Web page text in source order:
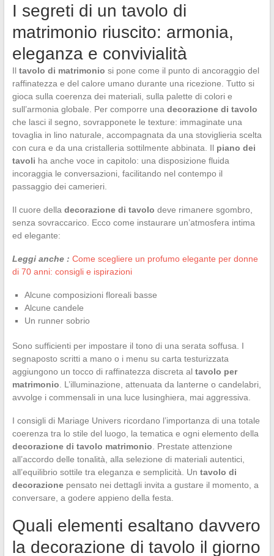
I segreti di un tavolo di
matrimonio riuscito: armonia,
eleganza e convivialità
Il tavolo di matrimonio si pone come il punto di ancoraggio del
raffinatezza e del calore umano durante una ricezione. Tutto si
gioca sulla coerenza dei materiali, sulla palette di colori e
sull’armonia globale. Per comporre una decorazione di tavolo
che lasci il segno, sovrapponete le texture: immaginate una
tovaglia in lino naturale, accompagnata da una stoviglieria scelta
con cura e da una cristalleria sottilmente abbinata. Il piano dei
tavoli ha anche voce in capitolo: una disposizione fluida
incoraggia le conversazioni, facilitando nel contempo il
passaggio dei camerieri.
Il cuore della decorazione di tavolo deve rimanere sgombro,
senza sovraccarico. Ecco come instaurare un’atmosfera intima
ed elegante:
Leggi anche : Come scegliere un profumo elegante per donne
di 70 anni: consigli e ispirazioni
Alcune composizioni floreali basse
Alcune candele
Un runner sobrio
Sono sufficienti per impostare il tono di una serata soffusa. I
segnaposto scritti a mano o i menu su carta testurizzata
aggiungono un tocco di raffinatezza discreta al tavolo per
matrimonio . L’illuminazione, attenuata da lanterne o candelabri,
avvolge i commensali in una luce lusinghiera, mai aggressiva.
I consigli di Mariage Univers ricordano l’importanza di una totale
coerenza tra lo stile del luogo, la tematica e ogni elemento della
decorazione di tavolo matrimonio . Prestate attenzione
all’accordo delle tonalità, alla selezione di materiali autentici,
all’equilibrio sottile tra eleganza e semplicità. Un tavolo di
decorazionepensato nei dettagli invita a gustare il momento, a
conversare, a godere appieno della festa.
Quali elementi esaltano davvero
la decorazione di tavolo il giorno